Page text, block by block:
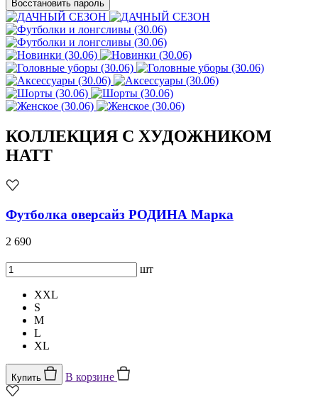
Восстановить пароль
КОЛЛЕКЦИЯ С ХУДОЖНИКОМ
HATT
Футболка оверсайз РОДИНА Марка
2 690
шт
XXL
S
M
L
XL
Купить В корзине